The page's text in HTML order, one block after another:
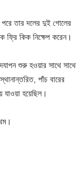
পরে তার দলের দুই গোলের
ফ্রি কিক নিক্ষেপ করেন।
শুরু হওয়ার সাথে সাথে
পাঁচ বারের
যাওয়া হয়েছিল।